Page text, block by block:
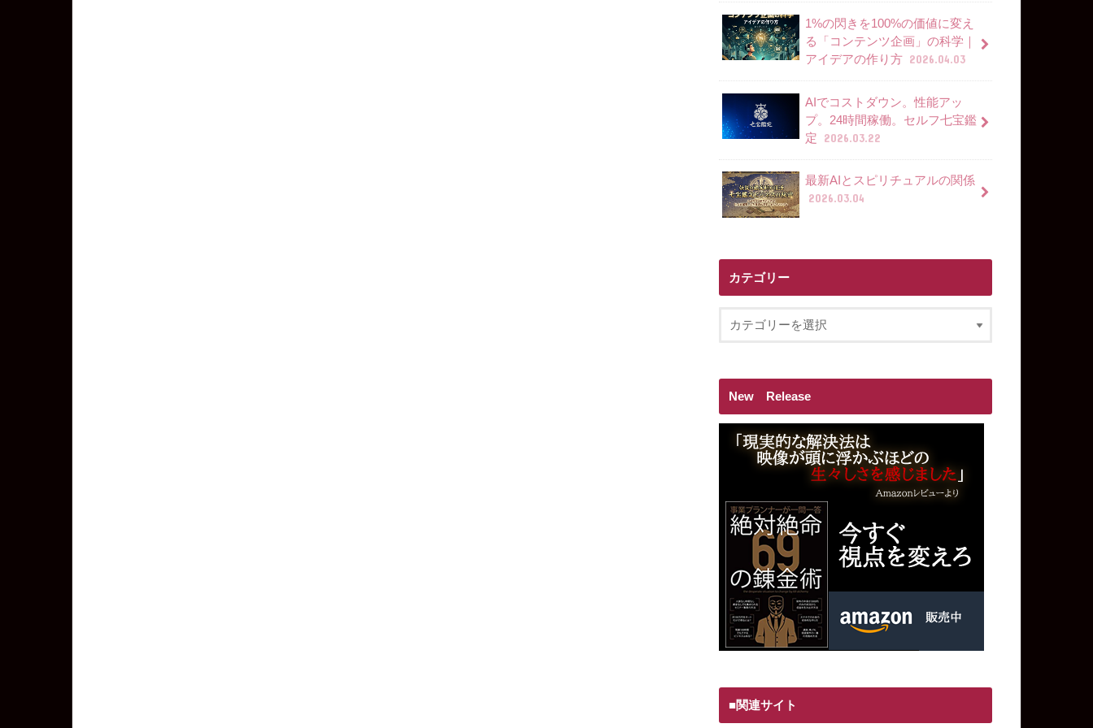
1%の閃きを100%の価値に変え
る「コンテンツ企画」の科学｜
アイデアの作り方 2026.04.03
AIでコストダウン。性能アッ
プ。24時間稼働。セルフ七宝鑑
定
2026.03.22
最新AIとスピリチュアルの関係
2026.03.04
カテゴリー
New Release
■関連サイト